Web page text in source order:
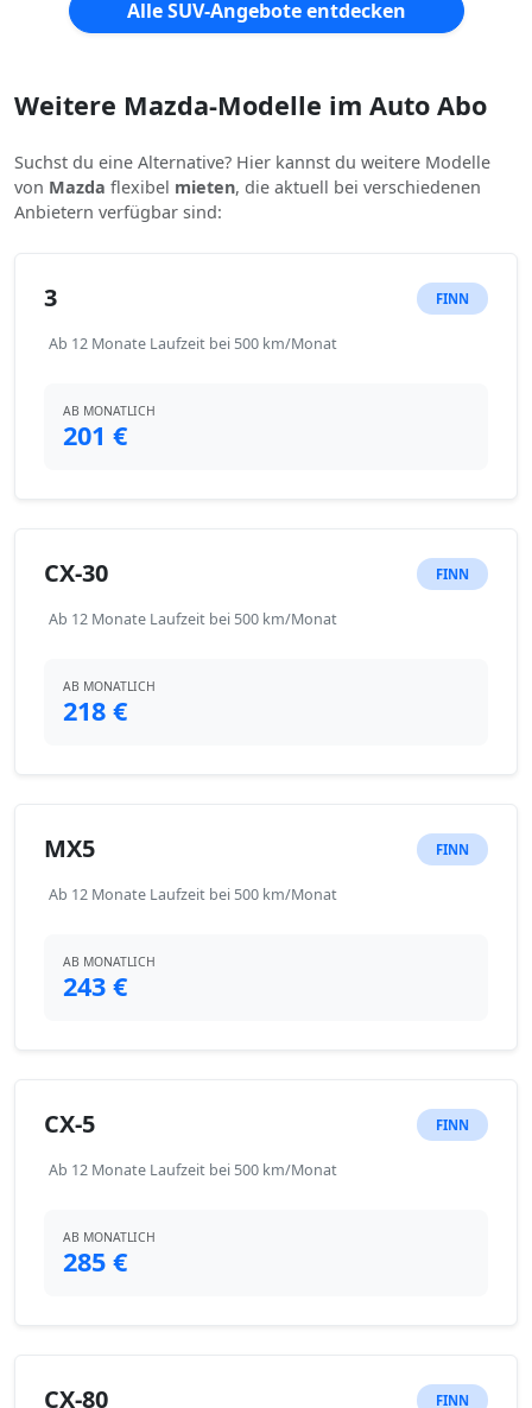
Alle SUV-Angebote entdecken
Weitere Mazda-Modelle im Auto Abo
Suchst du eine Alternative? Hier kannst du weitere Modelle
von Mazda flexibel mieten, die aktuell bei verschiedenen
Anbietern verfügbar sind:
3 FINN
Ab 12 Monate Laufzeit bei 500 km/Monat
AB MONATLICH
201 €
CX-30 FINN
Ab 12 Monate Laufzeit bei 500 km/Monat
AB MONATLICH
218 €
MX5 FINN
Ab 12 Monate Laufzeit bei 500 km/Monat
AB MONATLICH
243 €
CX-5 FINN
Ab 12 Monate Laufzeit bei 500 km/Monat
AB MONATLICH
285 €
CX-80 FINN